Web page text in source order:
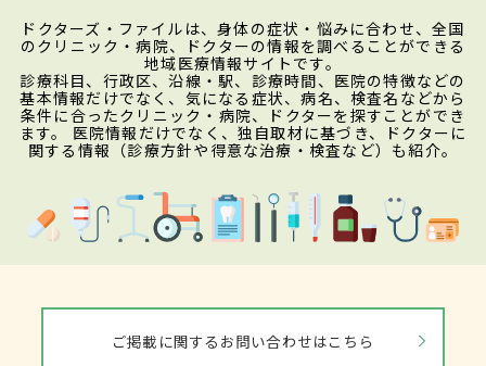
ドクターズ・ファイルは、身体の症状・悩みに合わせ、全国
のクリニック・病院、ドクターの情報を調べることができる
地域医療情報サイトです。
診療科目、行政区、沿線・駅、診療時間、医院の特徴などの
基本情報だけでなく、気になる症状、病名、検査名などから
条件に合ったクリニック・病院、ドクターを探すことができ
ます。 医院情報だけでなく、独自取材に基づき、ドクターに
関する情報（診療方針や得意な治療・検査など）も紹介。
ご掲載に関するお問い合わせはこちら